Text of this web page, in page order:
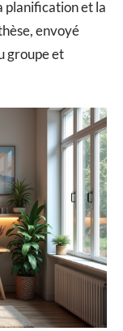
planification et la
envoyé
groupe et